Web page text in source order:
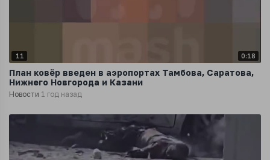
11 0:18
План ковёр введен в аэропортах Тамбова, Саратова,
Нижнего Новгорода и Казани
Новости 1 год назад